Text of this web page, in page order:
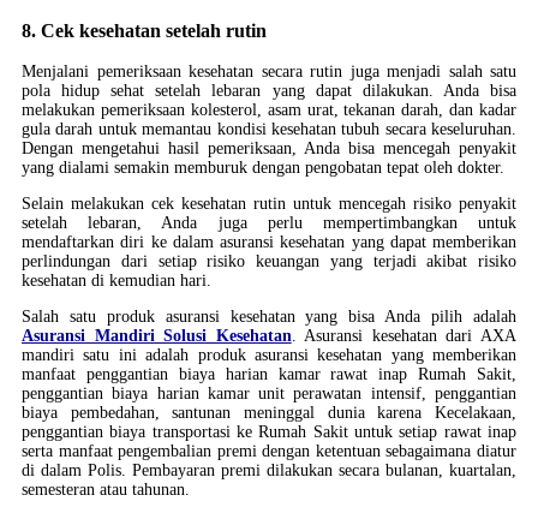
8. Cek kesehatan setelah rutin
Menjalani pemeriksaan kesehatan secara rutin juga menjadi salah satu
pola hidup sehat setelah lebaran yang dapat dilakukan. Anda bisa
melakukan pemeriksaan kolesterol, asam urat, tekanan darah, dan kadar
gula darah untuk memantau kondisi kesehatan tubuh secara keseluruhan.
Dengan mengetahui hasil pemeriksaan, Anda bisa mencegah penyakit
yang dialami semakin memburuk dengan pengobatan tepat oleh dokter.
Selain melakukan cek kesehatan rutin untuk mencegah risiko penyakit
setelah lebaran, Anda juga perlu mempertimbangkan untuk
mendaftarkan diri ke dalam asuransi kesehatan yang dapat memberikan
perlindungan dari setiap risiko keuangan yang terjadi akibat risiko
kesehatan di kemudian hari.
Salah satu produk asuransi kesehatan yang bisa Anda pilih adalah
Asuransi Mandiri Solusi Kesehatan. Asuransi kesehatan dari AXA
mandiri satu ini adalah produk asuransi kesehatan yang memberikan
manfaat penggantian biaya harian kamar rawat inap Rumah Sakit,
penggantian biaya harian kamar unit perawatan intensif, penggantian
biaya pembedahan, santunan meninggal dunia karena Kecelakaan,
penggantian biaya transportasi ke Rumah Sakit untuk setiap rawat inap
serta manfaat pengembalian premi dengan ketentuan sebagaimana diatur
di dalam Polis. Pembayaran premi dilakukan secara bulanan, kuartalan,
semesteran atau tahunan.